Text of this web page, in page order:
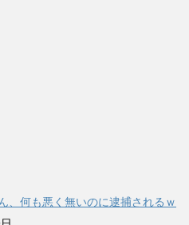
、何も悪く無いのに逮捕されるｗ